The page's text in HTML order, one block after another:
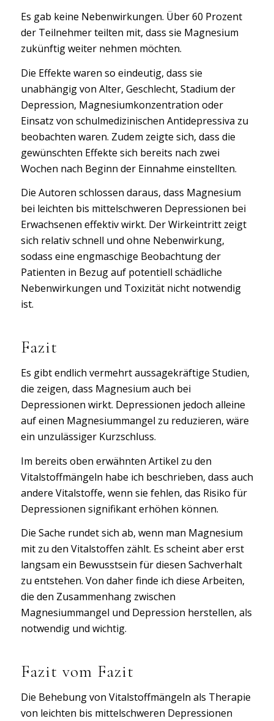
Es gab keine Nebenwirkungen. Über 60 Prozent
der Teilnehmer teilten mit, dass sie Magnesium
zukünftig weiter nehmen möchten.
Die Effekte waren so eindeutig, dass sie
unabhängig von Alter, Geschlecht, Stadium der
Depression, Magnesiumkonzentration oder
Einsatz von schulmedizinischen Antidepressiva zu
beobachten waren. Zudem zeigte sich, dass die
gewünschten Effekte sich bereits nach zwei
Wochen nach Beginn der Einnahme einstellten.
Die Autoren schlossen daraus, dass Magnesium
bei leichten bis mittelschweren Depressionen bei
Erwachsenen effektiv wirkt. Der Wirkeintritt zeigt
sich relativ schnell und ohne Nebenwirkung,
sodass eine engmaschige Beobachtung der
Patienten in Bezug auf potentiell schädliche
Nebenwirkungen und Toxizität nicht notwendig
ist.
Fazit
Es gibt endlich vermehrt aussagekräftige Studien,
die zeigen, dass Magnesium auch bei
Depressionen wirkt. Depressionen jedoch alleine
auf einen Magnesiummangel zu reduzieren, wäre
ein unzulässiger Kurzschluss.
Im bereits oben erwähnten Artikel zu den
Vitalstoffmängeln habe ich beschrieben, dass auch
andere Vitalstoffe, wenn sie fehlen, das Risiko für
Depressionen signifikant erhöhen können.
Die Sache rundet sich ab, wenn man Magnesium
mit zu den Vitalstoffen zählt. Es scheint aber erst
langsam ein Bewusstsein für diesen Sachverhalt
zu entstehen. Von daher finde ich diese Arbeiten,
die den Zusammenhang zwischen
Magnesiummangel und Depression herstellen, als
notwendig und wichtig.
Fazit vom Fazit
Die Behebung von Vitalstoffmängeln als Therapie
von leichten bis mittelschweren Depressionen